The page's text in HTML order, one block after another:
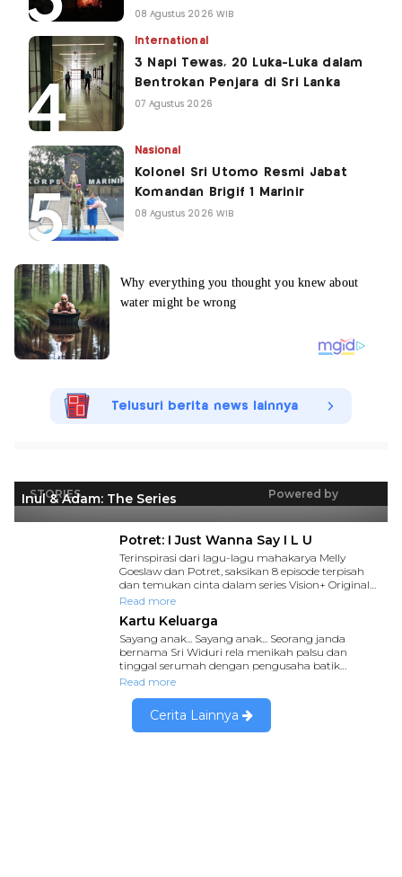
08 Agustus 2026 WIB
International
3 Napi Tewas, 20 Luka-Luka dalam
Bentrokan Penjara di Sri Lanka
07 Agustus 2026
Nasional
Kolonel Sri Utomo Resmi Jabat
Komandan Brigif 1 Marinir
08 Agustus 2026 WIB
Telusuri berita news lainnya